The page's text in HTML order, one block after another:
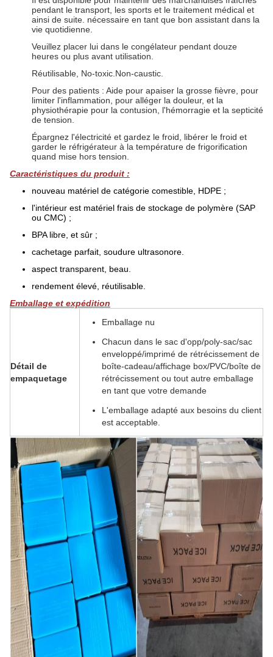
pendant le transport, les sports et le traitement médical et
ainsi de suite. nécessaire en tant que bon assistant dans la
vie quotidienne.
Veuillez placer lui dans le congélateur pendant douze
heures ou plus avant utilisation.
Réutilisable, No-toxic.Non-caustic.
Pour des patients : Aide pour apaiser la grosse fièvre, pour
limiter l'inflammation, pour alléger la douleur, et la
physiothérapie pour la contusion, l'hémorragie et la septicité
de tension.
Épargnez l'électricité et gardez le froid, libérer le froid et
garder le réfrigérateur à la température de frigorification
quand mise hors tension.
Caractéristiques du produit :
nouveau matériel de catégorie comestible, HDPE ;
l'intérieur est matériel frais de stockage de polymère (SAP
ou CMC) ;
BPA libre, et sûr ;
cachetage parfait, soudure ultrasonore.
aspect transparent, beau.
rendement élevé, réutilisable.
Emballage et expédition
Détail de
empaquetage
Emballage nu
Chacun dans le sac d'opp/poly-sac/sac
enveloppé/imprimé de rétrécissement de
boîte-cadeau/affichage box/PVC/boîte de
rétrécissement ou tout autre emballage
en tant que votre demande
L'emballage adapté aux besoins du client
est acceptable.